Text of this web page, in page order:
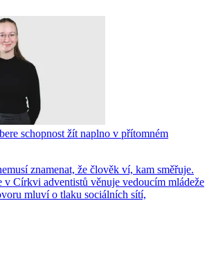
schopnost žít naplno v přítomném
znamenat, že člověk ví, kam směřuje.
v Církvi adventistů věnuje vedoucím mládeže
mluví o tlaku sociálních sítí,